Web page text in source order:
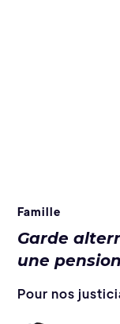
Famille
Garde
une
Pour nos